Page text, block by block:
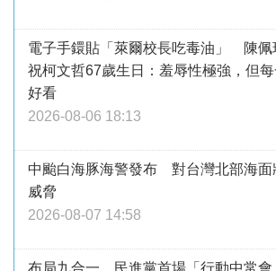
電子手鐶貼「萊爾校長吃毒油」 陳佩
祝柯文哲67歲生日：羞辱性極強，但
好看
2026-08-06 18:13
中颱白海豚海警發布 對台灣北部海面
威脅
2026-08-07 14:58
布局九合一 民進黨首場「行動中常會